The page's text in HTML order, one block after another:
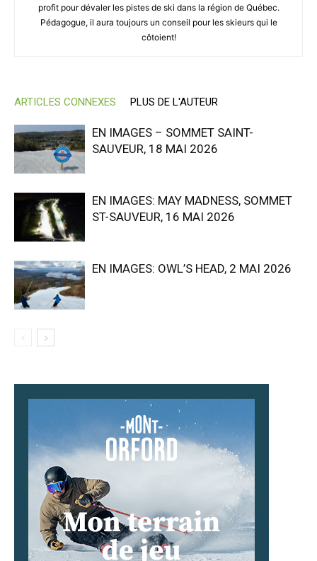
profit pour dévaler les pistes de ski dans la région de Québec.
Pédagogue, il aura toujours un conseil pour les skieurs qui le
côtoient!
ARTICLES CONNEXES PLUS DE L'AUTEUR
EN IMAGES – SOMMET SAINT-
SAUVEUR, 18 MAI 2026
EN IMAGES: MAY MADNESS, SOMMET
ST-SAUVEUR, 16 MAI 2026
EN IMAGES: OWL’S HEAD, 2 MAI 2026